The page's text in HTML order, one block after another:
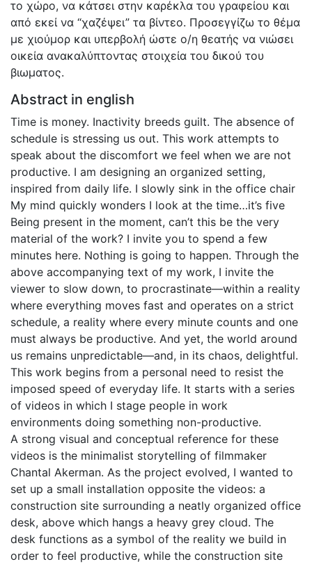
το χώρο, να κάτσει στην καρέκλα του γραφείου και
από εκεί να “χαζέψει” τα βίντεο. Προσεγγίζω το θέμα
με χιούμορ και υπερβολή ώστε ο/η θεατής να νιώσει
οικεία ανακαλύπτοντας στοιχεία του δικού του
βιωματος.
Abstract in english
Time is money. Inactivity breeds guilt. The absence of
schedule is stressing us out. This work attempts to
speak about the discomfort we feel when we are not
productive. I am designing an organized setting,
inspired from daily life. I slowly sink in the office chair
My mind quickly wonders I look at the time…it’s five
Being present in the moment, can’t this be the very
material of the work? I invite you to spend a few
minutes here. Nothing is going to happen. Through the
above accompanying text of my work, I invite the
viewer to slow down, to procrastinate—within a reality
where everything moves fast and operates on a strict
schedule, a reality where every minute counts and one
must always be productive. And yet, the world around
us remains unpredictable—and, in its chaos, delightful.
This work begins from a personal need to resist the
imposed speed of everyday life. It starts with a series
of videos in which I stage people in work
environments doing something non-productive.
A strong visual and conceptual reference for these
videos is the minimalist storytelling of filmmaker
Chantal Akerman. As the project evolved, I wanted to
set up a small installation opposite the videos: a
construction site surrounding a neatly organized office
desk, above which hangs a heavy grey cloud. The
desk functions as a symbol of the reality we build in
order to feel productive, while the construction site